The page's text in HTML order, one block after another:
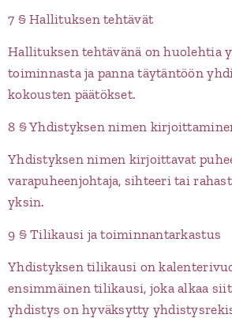
7 § Hallituksen tehtävät
Hallituksen tehtävänä on huolehtia
toiminnasta ja panna täytäntöön
kokousten päätökset.
8 § Yhdistyksen nimen
Yhdistyksen nimen kirjoittavat
varapuheenjohtaja, sihteeri tai
yksin.
9 § Tilikausi ja toiminnantarkastus
Yhdistyksen tilikausi on
ensimmäinen tilikausi, joka alkaa
yhdistys on hyväksytty